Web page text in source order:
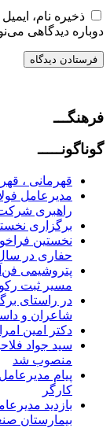
ذخیره نام،
دوباره دیدگاهی
فرهنگـــ
گوناگونـــــ
قهرمانی ،
مدیرعامل
راهبری
برگزاری
نخستین
حفاری در سال
پتروشیمی
مسیر ثبت
در راستای
شاعران و
دکتر امین
سید جواد
منصوب شد
پیام
کارگر
بازدید
بیمارستان